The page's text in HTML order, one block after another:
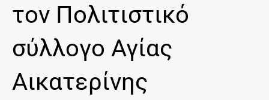
τον Πολιτιστικό
σύλλογο Αγίας
Αικατερίνης